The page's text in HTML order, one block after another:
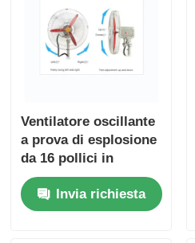
Ventilatore oscillante
a prova di esplosione
da 16 pollici in
alluminio ATEX
montato a parete
Invia richiesta